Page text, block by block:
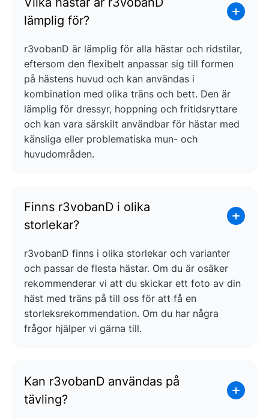
lämplig för?
r3vobanD är lämplig för alla hästar och ridstilar,
eftersom den flexibelt anpassar sig till formen
på hästens huvud och kan användas i
kombination med olika träns och bett. Den är
lämplig för dressyr, hoppning och fritidsryttare
och kan vara särskilt användbar för hästar med
känsliga eller problematiska mun- och
huvudområden.
Finns r3vobanD i olika
storlekar?
r3vobanD finns i olika storlekar och varianter
och passar de flesta hästar. Om du är osäker
rekommenderar vi att du skickar ett foto av din
häst med träns på till oss för att få en
storleksrekommendation. Om du har några
frågor hjälper vi gärna till.
Kan r3vobanD användas på
tävling?